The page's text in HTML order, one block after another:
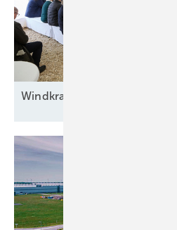
Windkraft auf